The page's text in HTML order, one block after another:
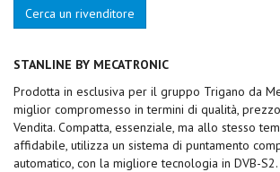
Cerca un rivenditore
STANLINE BY MECATRONIC
Prodotta in esclusiva per il gruppo Trigano da
miglior compromesso in termini di qualità,
Vendita. Compatta, essenziale, ma allo stesso
affidabile, utilizza un sistema di puntamento
automatico, con la migliore tecnologia in DVB-S2.